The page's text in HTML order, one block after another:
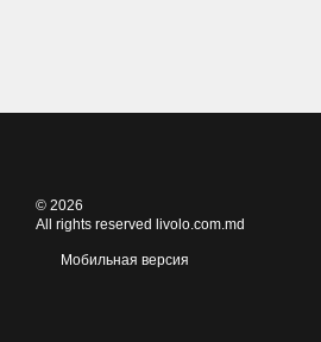
© 2026
All rights reserved livolo.com.md
Мобильная версия